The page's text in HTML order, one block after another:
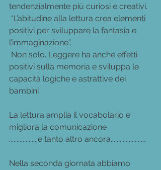
tendenzialmente più curiosi e creativi.
positivi per sviluppare la fantasia e
l’immaginazione”.
positivi sulla memoria e sviluppa le
capacità logiche e astrattive dei
bambini
La lettura amplia il vocabolario e
migliora la comunicazione
...................e tanto altro ancora........................
Nella seconda giornata abbiamo